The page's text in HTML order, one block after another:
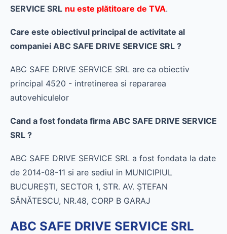
SERVICE SRL nu este plătitoare de TVA.
Care este obiectivul principal de activitate al
companiei ABC SAFE DRIVE SERVICE SRL ?
ABC SAFE DRIVE SERVICE SRL are ca obiectiv
principal 4520 - intretinerea si repararea
autovehiculelor
Cand a fost fondata firma ABC SAFE DRIVE SERVICE
SRL ?
ABC SAFE DRIVE SERVICE SRL a fost fondata la date
de 2014-08-11 si are sediul in MUNICIPIUL
BUCUREŞTI, SECTOR 1, STR. AV. ŞTEFAN
SĂNĂTESCU, NR.48, CORP B GARAJ
ABC SAFE DRIVE SERVICE SRL